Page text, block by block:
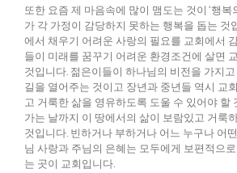
또한 요즘 제 마음속에 많이 맴도는 것이 ‘행복
가 각 가정이 감당하지 못하는 행복을 돕는 것
에서 채우기 어려운 사랑의 필요를 교회에서
들이 미래를 꿈꾸기 어려운 환경조건에 살면
것입니다. 젊은이들이 하나님의 비전을 가지
길을 열어주는 것이고 장년과 중년들 역시 교
고 거룩한 삶을 영유하도록 도울 수 있어야 할
가는 날까지 이 땅에서의 삶이 보람있고 거룩
것입니다. 빈하거나 부하거나 어느 누구나 어
님 사랑과 주님의 은혜는 모두에게 보편적으
는 곳이 교회입니다.